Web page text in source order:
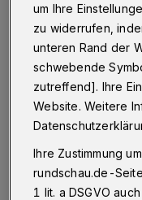
D ie
Legenden:
Fußball und ist
um Ihre
zu widerrufen,
unteren Rand der
schwebende
zutreffend]. Ihre
Website. Weitere
Ihre Zustimmung
rundschau.de-
1 lit. a DSGVO